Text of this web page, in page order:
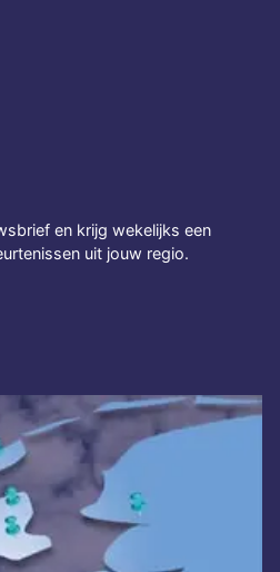
en krijg wekelijks een
uit jouw regio.